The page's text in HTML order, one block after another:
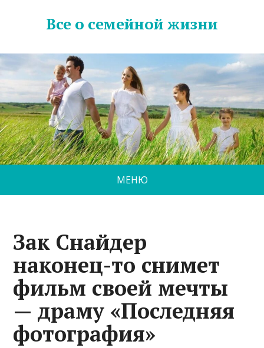
Все о семейной жизни
МЕНЮ
Зак Снайдер
наконец-то снимет
фильм своей мечты
— драму «Последняя
фотография»